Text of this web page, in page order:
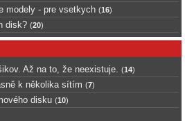
modely - pre vsetkych (16)
disk? (20)
Až na to, že neexistuje. (14)
k několika sítím (7)
disku (10)